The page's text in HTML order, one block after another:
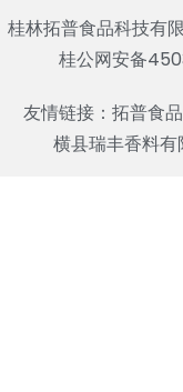
桂林拓普食品科技有
桂公网安备
友情链接： 拓普食
横县瑞丰香料有